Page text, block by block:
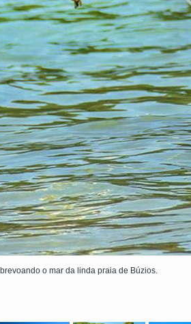
o mar da linda praia de Búzios.